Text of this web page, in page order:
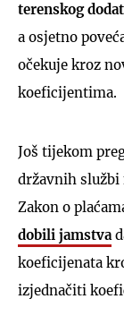
terenskog
a osjetno
očekuje kroz
koeficijentima.
Još tijekom
državnih
Zakon o
dobili jamstva
koeficijenata
izjednačiti